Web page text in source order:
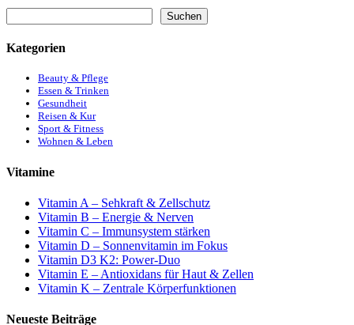
Suchen
Kategorien
Beauty & Pflege
Essen & Trinken
Gesundheit
Reisen & Kur
Sport & Fitness
Wohnen & Leben
Vitamine
Vitamin A – Sehkraft & Zellschutz
Vitamin B – Energie & Nerven
Vitamin C – Immunsystem stärken
Vitamin D – Sonnenvitamin im Fokus
Vitamin D3 K2: Power-Duo
Vitamin E – Antioxidans für Haut & Zellen
Vitamin K – Zentrale Körperfunktionen
Neueste Beiträge